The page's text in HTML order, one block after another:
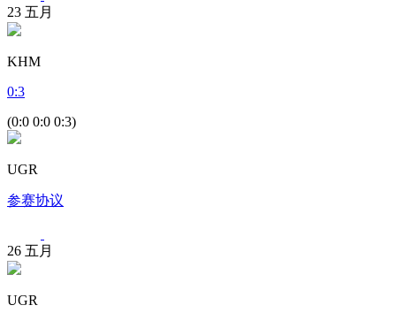
23 五月
KHM
0:3
(0:0 0:0 0:3)
UGR
参赛协议
26 五月
UGR